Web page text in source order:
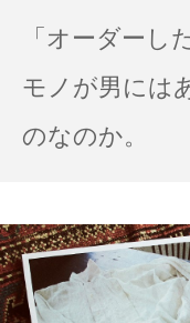
「オーダー
モノが男には
のなのか。